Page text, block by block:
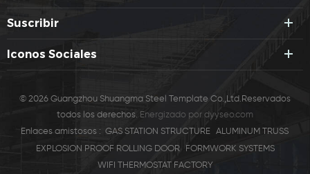
Suscribir
Iconos Sociales
© 2026 Guangzhou Shuangma Steel Template Co.,Ltd.Reservados
todos los derechos. Energizado por dyyseo.com
Enlaces amistosos : GAS STATION STRUCTURE
ALUMINUM TRUSS
EXPLOSION PROOF ROLLING DOOR
FORMWORK SYSTEMS
WIFI THERMOSTAT FACTORY